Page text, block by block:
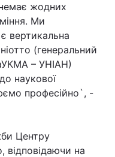
жодних
Ми
вертикальна
(генеральний
– УНІАН)
наукової
професійно`, -
Центру
відповідаючи на